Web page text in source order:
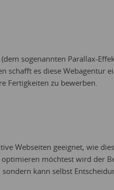
sogenannten Parallax-
schafft es diese Webagentur
Fertigkeiten zu bewerben.
Webseiten geeignet, wie
möchtest wird der
kann selbst